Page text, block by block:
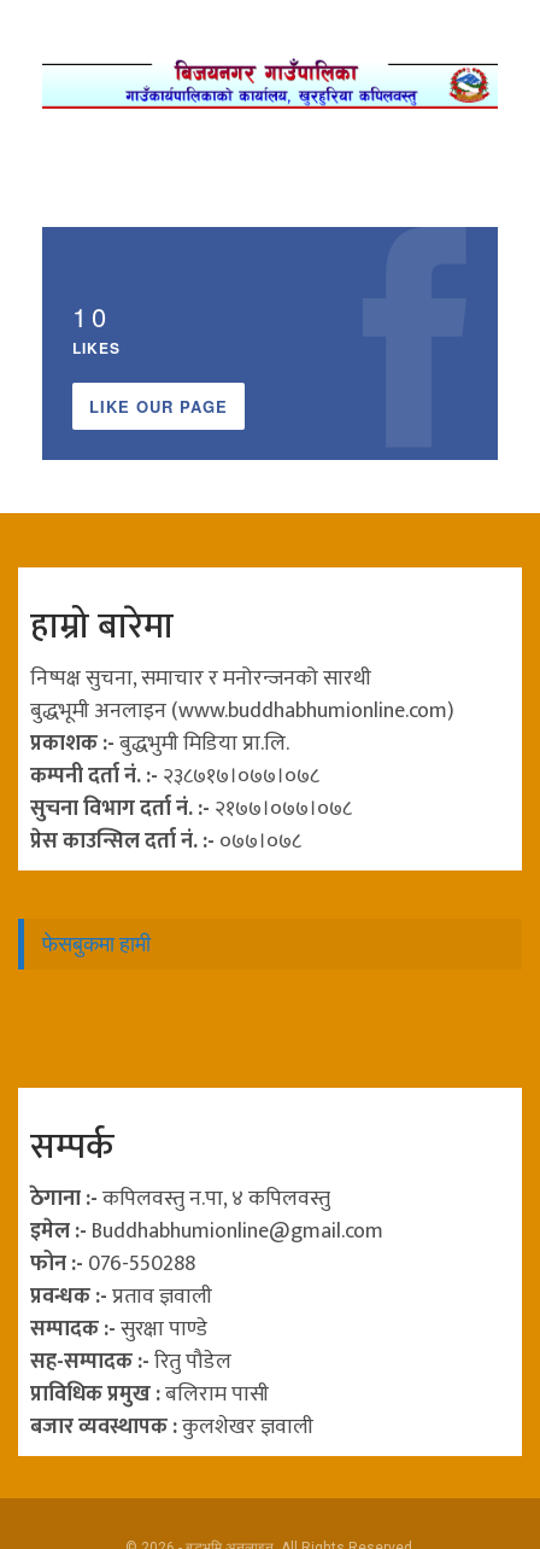
10
LIKES
LIKE OUR PAGE
हाम्रो बारेमा
निष्पक्ष सुचना, समाचार र मनोरन्जनको सारथी
बुद्धभूमी अनलाइन (www.buddhabhumionline.com)
प्रकाशक :-बुद्धभुमी मिडिया प्रा.लि.
कम्पनी दर्ता नं. :- २३८७१७।०७७।०७८
सुचना विभाग दर्ता नं. :- २१७७।०७७।०७८
प्रेस काउन्सिल दर्ता नं. :- ०७७।०७८
फेसबुकमा हामी
सम्पर्क
ठेगाना :-कपिलवस्तु न.पा, ४ कपिलवस्तु
इमेल :- Buddhabhumionline@gmail.com
फोन :- 076-550288
प्रवन्धक :-प्रताव ज्ञवाली
सम्पादक :-सुरक्षा पाण्डे
सह-सम्पादक :-रितु पौडेल
प्राविधिक प्रमुख :बलिराम पासी
बजार व्यवस्थापक :कुलशेखर ज्ञवाली